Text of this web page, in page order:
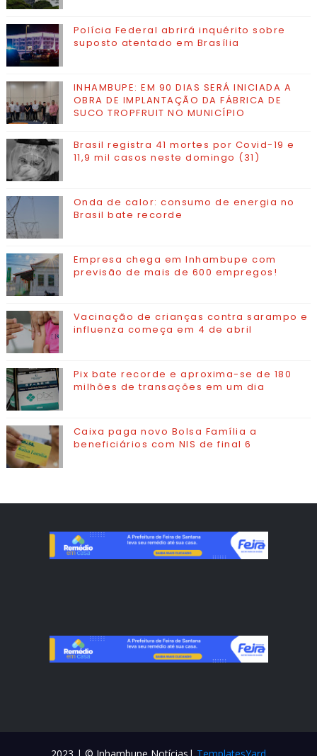
Polícia Federal abrirá inquérito sobre
suposto atentado em Brasília
INHAMBUPE: EM 90 DIAS SERÁ INICIADA A
OBRA DE IMPLANTAÇÃO DA FÁBRICA DE
SUCO TROPFRUIT NO MUNICÍPIO
Brasil registra 41 mortes por Covid-19 e
11,9 mil casos neste domingo (31)
Onda de calor: consumo de energia no
Brasil bate recorde
Empresa chega em Inhambupe com
previsão de mais de 600 empregos!
Vacinação de crianças contra sarampo e
influenza começa em 4 de abril
Pix bate recorde e aproxima-se de 180
milhões de transações em um dia
Caixa paga novo Bolsa Família a
beneficiários com NIS de final 6
2023 | © Inhambupe Notícias| TemplatesYard